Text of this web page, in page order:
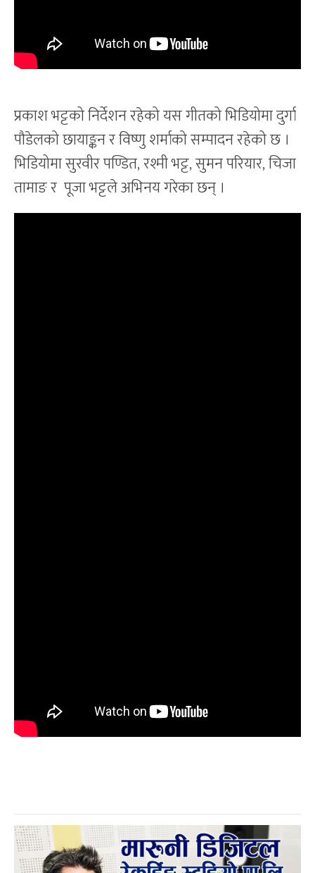
प्रकाश भट्टको निर्देशन रहेको यस गीतको भिडियोमा दुर्गा
पौडेलको छायाङ्कन र विष्णु शर्माको सम्पादन रहेको छ ।
भिडियोमा सुरवीर पण्डित, रश्मी भट्ट, सुमन परियार, चिजा
तामाङ र पूजा भट्टले अभिनय गरेका छन् ।